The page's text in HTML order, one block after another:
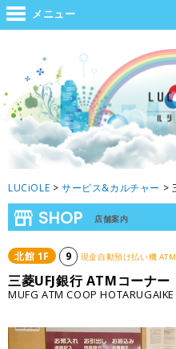
世界と大阪をつなぐジャンクション
メニュー
LUCiOLE >サービス&カルチャー >
SHOP 店舗案内
北館 1F 9 現金自動預け払い機 ATM
三菱UFJ銀行 ATMコーナー
MUFG ATM COOP HOTARUGAIKE